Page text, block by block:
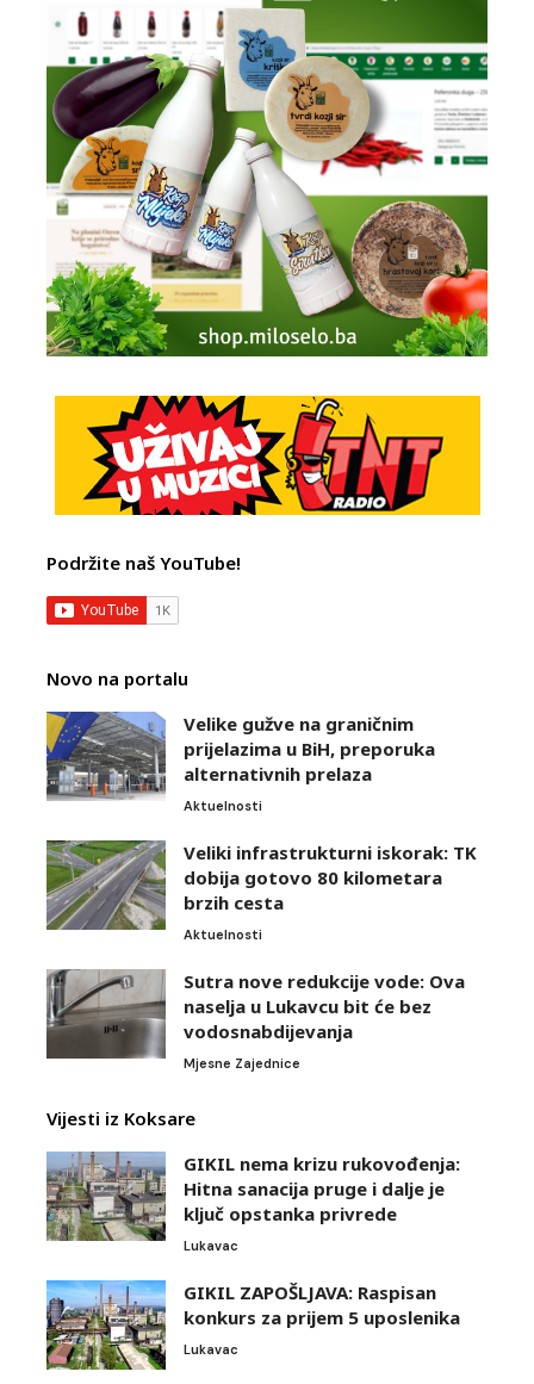
Podržite naš YouTube!
Novo na portalu
Velike gužve na graničnim
prijelazima u BiH, preporuka
alternativnih prelaza
Aktuelnosti
Veliki infrastrukturni iskorak: TK
dobija gotovo 80 kilometara
brzih cesta
Aktuelnosti
Sutra nove redukcije vode: Ova
naselja u Lukavcu bit će bez
vodosnabdijevanja
Mjesne Zajednice
Vijesti iz Koksare
GIKIL nema krizu rukovođenja:
Hitna sanacija pruge i dalje je
ključ opstanka privrede
Lukavac
GIKIL ZAPOŠLJAVA: Raspisan
konkurs za prijem 5 uposlenika
Lukavac